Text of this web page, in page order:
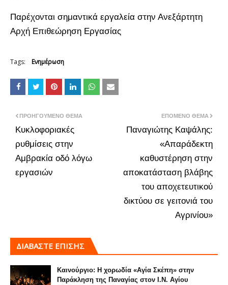
Παρέχονται σημαντικά εργαλεία στην Ανεξάρτητη
Αρχή Επιθεώρηση Εργασίας
Tags: Ενημέρωση
ΕΠΌΜΕΝΟ ΘΈΜΑ
Παναγιώτης Καψάλης:
«Απαράδεκτη
καθυστέρηση στην
αποκατάσταση βλάβης
του αποχετευτικού
δικτύου σε γειτονιά του
Αγρινίου»
ΠΡΟΗΓΟΎΜΕΝΟ ΘΈΜΑ
Κυκλοφοριακές
ρυθμίσεις στην
Αμβρακία οδό λόγω
εργασιών
ΔΙΑΒΑΣΤΕ ΕΠΙΣΗΣ
Καινούργιο: Η χορωδία «Αγία Σκέπη» στην
Παράκληση της Παναγίας στον Ι.Ν. Αγίου